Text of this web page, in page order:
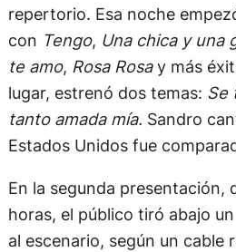
repertorio. Esa noche
con Tengo, Una chica y una
te amo, Rosa Rosay más
lugar, estrenó dos temas: Se
tanto amada mía. Sandro
Estados Unidos fue
En la segunda presentación,
horas, el público tiró abajo
al escenario, según un cable